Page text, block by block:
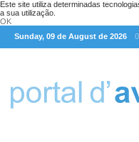
Este site utiliza determinadas
a sua utilização.
OK
Sunday, 09 de August de 2026